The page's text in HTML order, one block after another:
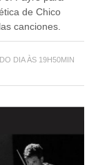
de Chico
canciones.
DIA ÀS 19H50MIN